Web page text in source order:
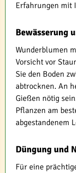
Erfahrungen mit
Bewässerung
Wunderblumen
Vorsicht vor
Sie den Boden
abtrocknen. An
Gießen nötig
Pflanzen am
abgestandenem
Düngung und
Für eine